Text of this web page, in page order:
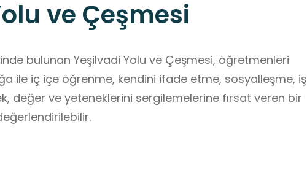
ve Çeşmesi
Yeşilvadi Yolu ve Çeşmesi, öğretmenleri
ile iç içe öğrenme, kendini ifade etme, sosyalleşme, iş
değer ve yeteneklerini sergilemelerine fırsat veren bir